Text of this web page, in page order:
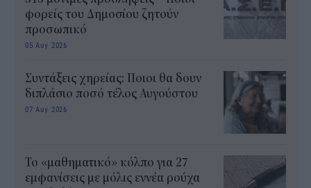
φορείς του Δημοσίου ζητούν
προσωπικό
05 Αυγ 2026
Συντάξεις χηρείας: Ποιοι θα δουν
διπλάσιο ποσό τέλος Αυγούστου
07 Αυγ 2026
Το «μαθηματικό» κόλπο για 27
εμφανίσεις με μόλις εννέα ρούχα